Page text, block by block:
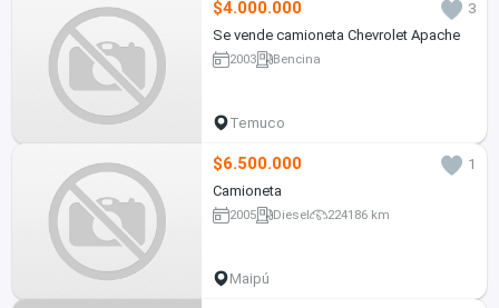
$4.000.000
3
Se vende camioneta Chevrolet Apache
2003 Bencina
Temuco
$6.500.000
1
Camioneta
2005 Diesel 224186 km
Maipú